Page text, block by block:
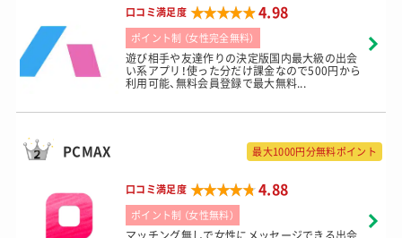
口コミ満足度 ★★★★★
★★★★★4.98
ポイント制 （女性完全無料）
遊び相手や友達作りの決定版国内最大級の出会
い系アプリ！使った分だけ課金なので500円から
利用可能、無料会員登録で最大無料...
PCMAX 最大1000円分無料ポイント
口コミ満足度 ★★★★★
★★★★★4.88
ポイント制 （女性無料）